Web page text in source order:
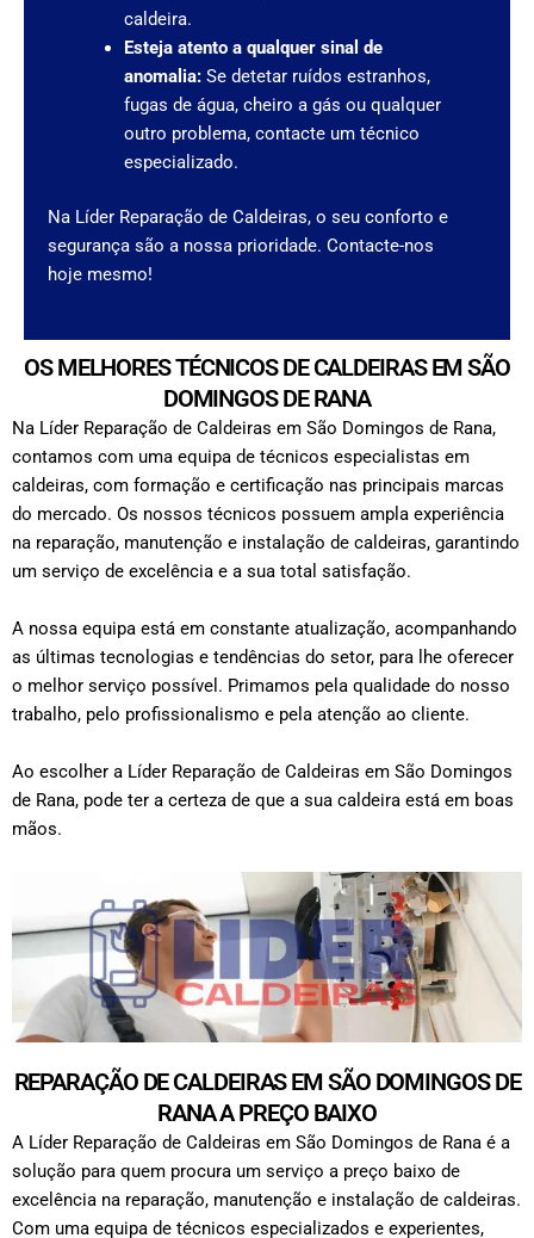
caldeira.
Esteja atento a qualquer sinal de
anomalia:Se detetar ruídos estranhos,
fugas de água, cheiro a gás ou qualquer
outro problema, contacte um técnico
especializado.
Na Líder Reparação de Caldeiras, o seu conforto e
segurança são a nossa prioridade. Contacte-nos
hoje mesmo!
OS MELHORES TÉCNICOS DE CALDEIRAS EM SÃO
DOMINGOS DE RANA
Na Líder Reparação de Caldeiras em São Domingos de Rana,
contamos com uma equipa de técnicos especialistas em
caldeiras, com formação e certificação nas principais marcas
do mercado. Os nossos técnicos possuem ampla experiência
na reparação, manutenção e instalação de caldeiras, garantindo
um serviço de excelência e a sua total satisfação.
A nossa equipa está em constante atualização, acompanhando
as últimas tecnologias e tendências do setor, para lhe oferecer
o melhor serviço possível. Primamos pela qualidade do nosso
trabalho, pelo profissionalismo e pela atenção ao cliente.
Ao escolher a Líder Reparação de Caldeiras em São Domingos
de Rana, pode ter a certeza de que a sua caldeira está em boas
mãos.
REPARAÇÃO DE CALDEIRAS EM SÃO DOMINGOS DE
RANA A PREÇO BAIXO
A Líder Reparação de Caldeiras em São Domingos de Rana é a
solução para quem procura um serviço a preço baixo de
excelência na reparação, manutenção e instalação de caldeiras.
Com uma equipa de técnicos especializados e experientes,